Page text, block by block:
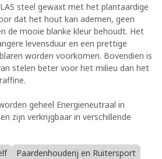
steel gewaxt met het plantaardige
dat het hout kan ademen, geen
de mooie blanke kleur behoudt. Het
levensduur en een prettige
worden voorkomen. Bovendien is
stelen beter voor het milieu dan het
geheel Energieneutraal in
zijn verkrijgbaar in verschillende
Paardenhouderij en Ruitersport